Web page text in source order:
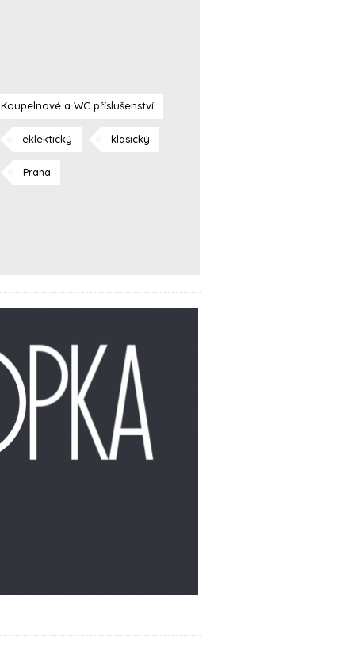
Koupelnové a WC příslušenství
eklektický klasický
Praha